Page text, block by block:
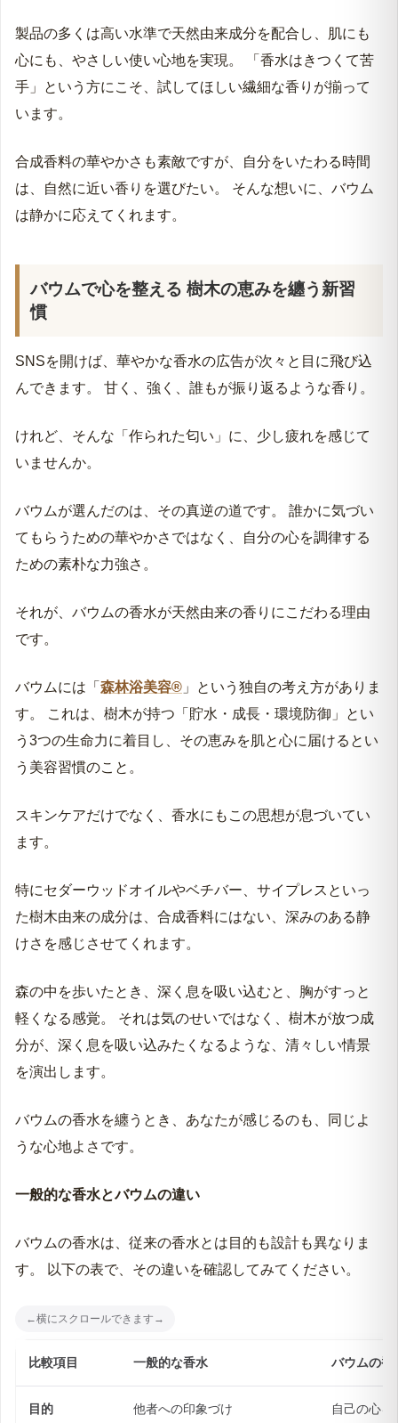
製品の多くは高い水準で天然由来成分を配合し、肌にも
心にも、やさしい使い心地を実現。 「香水はきつくて苦
手」という方にこそ、試してほしい繊細な香りが揃って
います。
合成香料の華やかさも素敵ですが、自分をいたわる時間
は、自然に近い香りを選びたい。 そんな想いに、バウム
は静かに応えてくれます。
バウムで心を整える 樹木の恵みを纏う新習
慣
SNSを開けば、華やかな香水の広告が次々と目に飛び込
んできます。 甘く、強く、誰もが振り返るような香り。
けれど、そんな「作られた匂い」に、少し疲れを感じて
いませんか。
バウムが選んだのは、その真逆の道です。 誰かに気づい
てもらうための華やかさではなく、自分の心を調律する
ための素朴な力強さ。
それが、バウムの香水が天然由来の香りにこだわる理由
です。
バウムには「 森林浴美容® 」という独自の考え方がありま
す。 これは、樹木が持つ「貯水・成長・環境防御」とい
う3つの生命力に着目し、その恵みを肌と心に届けるとい
う美容習慣のこと。
スキンケアだけでなく、香水にもこの思想が息づいてい
ます。
特にセダーウッドオイルやベチバー、サイプレスといっ
た樹木由来の成分は、合成香料にはない、深みのある静
けさを感じさせてくれます。
森の中を歩いたとき、深く息を吸い込むと、胸がすっと
軽くなる感覚。 それは気のせいではなく、樹木が放つ成
分が、深く息を吸い込みたくなるような、清々しい情景
を演出します。
バウムの香水を纏うとき、あなたが感じるのも、同じよ
うな心地よさです。
一般的な香水とバウムの違い
バウムの香水は、従来の香水とは目的も設計も異なりま
す。 以下の表で、その違いを確認してみてください。
比較項目 一般的な香水 バウムの香
目的 他者への印象づけ 自己の心を